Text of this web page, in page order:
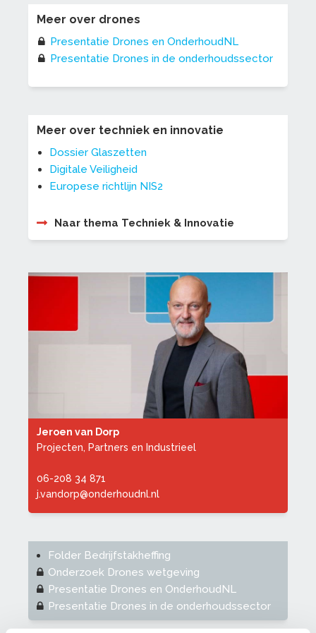
Meer over drones
Presentatie Drones en OnderhoudNL
Presentatie Drones in de onderhoudssector
Meer over techniek en innovatie
Dossier Glaszetten
Digitale Veiligheid
Europese richtlijn NIS2
Naar thema Techniek & Innovatie
Jeroen van Dorp
Projecten, Partners en Industrieel
06-208 34 871
j.vandorp@onderhoudnl.nl
Folder Bedrijfstakheffing
Onderzoek Drones wetgeving
Presentatie Drones en OnderhoudNL
Presentatie Drones in de onderhoudssector